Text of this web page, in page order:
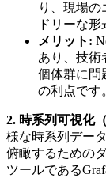
り、現場
ドリーな
メリット:
あり、技術
個体群に問
の利点です
2. 時系列可視化
様な時系列デー
俯瞰するための
ツールである